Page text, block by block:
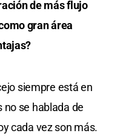
de más flujo
gran área
siempre está en
se hablada de
cada vez son más.